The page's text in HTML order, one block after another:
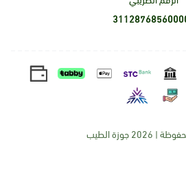
| 2026 جوزة الطيب